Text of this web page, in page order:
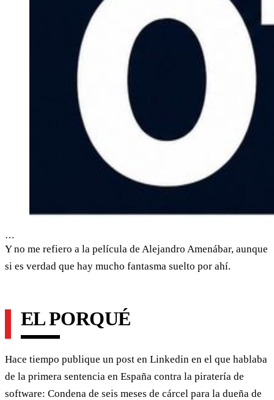
…
Y no me refiero a la película de Alejandro Amenábar, aunque
si es verdad que hay mucho fantasma suelto por ahí.
EL PORQUÉ
Hace tiempo publique un post en Linkedin en el que hablaba
de la primera sentencia en España contra la piratería de
software: Condena de seis meses de cárcel para la dueña de